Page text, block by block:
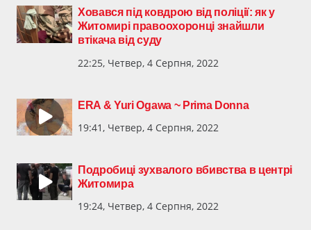
Ховався під ковдрою від поліції: як у
Житомирі правоохоронці знайшли
втікача від суду
22:25, Четвер, 4 Серпня, 2022
ERA & Yuri Ogawa ~ Prima Donna
19:41, Четвер, 4 Серпня, 2022
Подробиці зухвалого вбивства в центрі
Житомира
19:24, Четвер, 4 Серпня, 2022